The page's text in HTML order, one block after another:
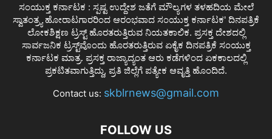
ಸಂಯುಕ್ತ ಕರ್ನಾಟಕ : ಸ್ಪಷ್ಟ ಉದ್ದೇಶ ಜತೆಗೆ ಮೌಲ್ಯಗಳ ತಳಹದಿಯ ಮೇಲೆ
ಸ್ವಾತಂತ್ರ್ಯ ಹೋರಾಟಗಾರರಿಂದ ಆರಂಭವಾದ ಸಂಯುಕ್ತ ಕರ್ನಾಟಕ' ದಿನಪತ್ರಿಕೆ
ಲೋಕಶಿಕ್ಷಣ ಟ್ರಸ್ಟ್ ಹೊರತರುತ್ತಿರುವ ನಿಯತಕಾಲಿಕ. ಪ್ರಸಕ್ತ ದೇಶದಲ್ಲಿ
ಸಾರ್ವಜನಿಕ ಟ್ರಸ್ಟ್‌ವೊಂದು ಹೊರತರುತ್ತಿರುವ ಏಕೈಕ ದಿನಪತ್ರಿಕೆ ಸಂಯುಕ್ತ
ಕರ್ನಾಟಕ ಮಾತ್ರ. ಪ್ರಸಕ್ತ ರಾಜ್ಯಾದ್ಯಂತ ಆರು ಕಡೆಗಳಿಂದ ಏಕಕಾಲದಲ್ಲಿ
ಪ್ರಕಟಿತವಾಗುತ್ತಿದ್ದು, ಪ್ರತಿ ಜಿಲ್ಲೆಗೆ ಪತ್ಯೇಕ ಆವೃತ್ತಿ ಹೊಂದಿದೆ.
Contact us: skblrnews@gmail.com
FOLLOW US